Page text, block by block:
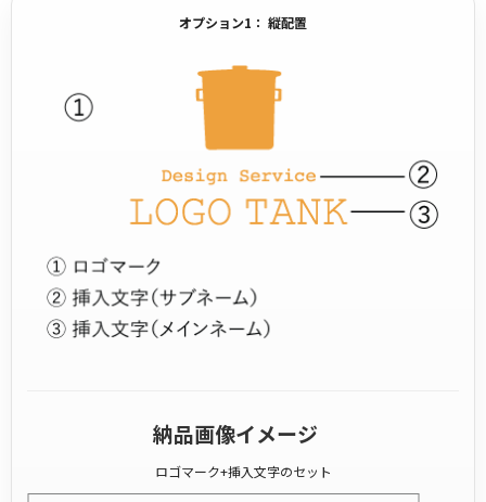
オプション1： 縦配置
納品画像イメージ
ロゴマーク+挿入文字のセット